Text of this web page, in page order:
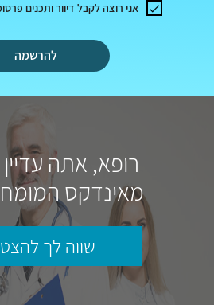
להרשמה
אני רוצה לקבל דיוור ותכנים
רופא, אתה
מאינדקס
שווה לך